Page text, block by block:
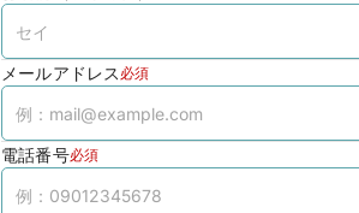
メールアドレス 必須
電話番号必須